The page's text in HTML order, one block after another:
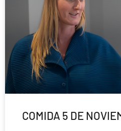
COMIDA 5 DE